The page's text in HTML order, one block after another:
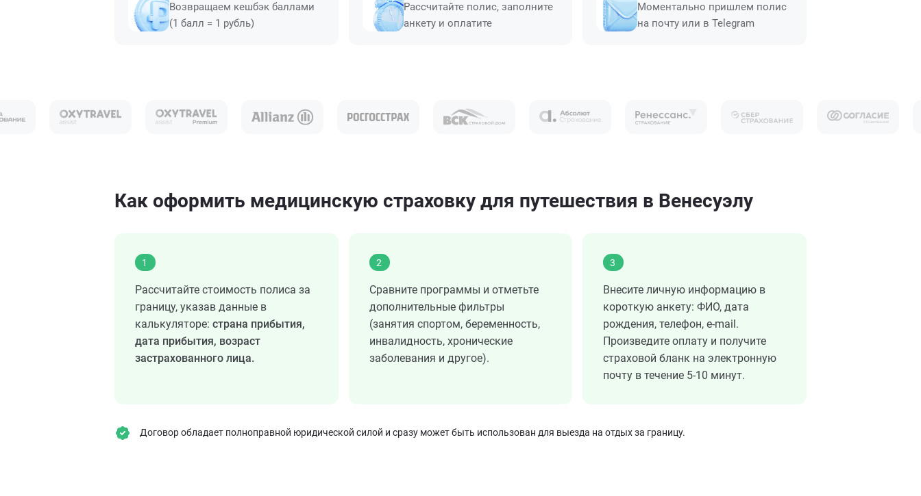
Возвращаем кешбэк баллами
(1 балл = 1 рубль)
Рассчитайте полис, заполните
анкету и оплатите
Моментально пришлем полис
на почту или в Telegram
Как оформить медицинскую страховку для путешествия в Венесуэлу
1
Рассчитайте стоимость полиса за
границу, указав данные в
калькуляторе: страна прибытия,
дата прибытия, возраст
застрахованного лица.
2
Сравните программы и отметьте
дополнительные фильтры
(занятия спортом, беременность,
инвалидность, хронические
заболевания и другое).
3
Внесите личную информацию в
короткую анкету: ФИО, дата
рождения, телефон, e-mail.
Произведите оплату и получите
страховой бланк на электронную
почту в течение 5-10 минут.
Договор обладает полноправной юридической силой и сразу может быть использован для выезда на отдых за границу.